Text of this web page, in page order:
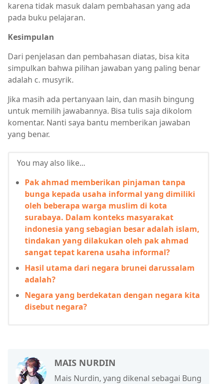
karena tidak masuk dalam pembahasan yang ada
pada buku pelajaran.
Kesimpulan
Dari penjelasan dan pembahasan diatas, bisa kita
simpulkan bahwa pilihan jawaban yang paling benar
adalah c. musyrik.
Jika masih ada pertanyaan lain, dan masih bingung
untuk memilih jawabannya. Bisa tulis saja dikolom
komentar. Nanti saya bantu memberikan jawaban
yang benar.
You may also like...
Pak ahmad memberikan pinjaman tanpa
bunga kepada usaha informal yang dimiliki
oleh beberapa warga muslim di kota
surabaya. Dalam konteks masyarakat
indonesia yang sebagian besar adalah islam,
tindakan yang dilakukan oleh pak ahmad
sangat tepat karena usaha informal?
Hasil utama dari negara brunei darussalam
adalah?
Negara yang berdekatan dengan negara kita
disebut negara?
MAIS NURDIN
Mais Nurdin, yang dikenal sebagai Bung